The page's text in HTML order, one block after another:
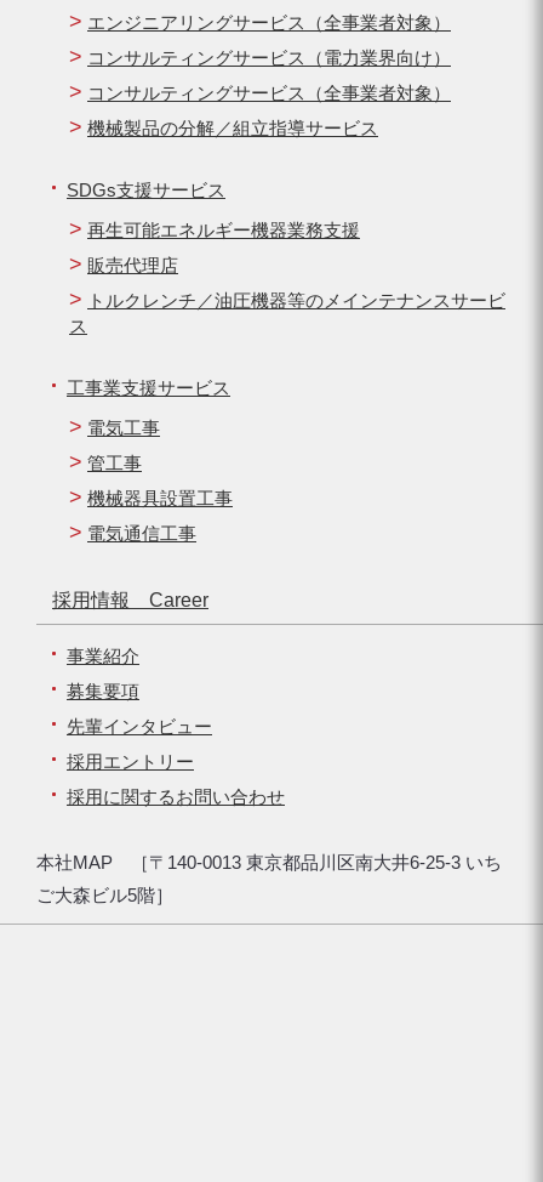
エンジニアリングサービス（全事業者対象）
コンサルティングサービス（電力業界向け）
コンサルティングサービス（全事業者対象）
機械製品の分解／組立指導サービス
SDGs支援サービス
再生可能エネルギー機器業務支援
販売代理店
トルクレンチ／油圧機器等のメインテナンスサービ
ス
工事業支援サービス
電気工事
管工事
機械器具設置工事
電気通信工事
採用情報 Career
事業紹介
募集要項
先輩インタビュー
採用エントリー
採用に関するお問い合わせ
本社MAP ［〒140-0013 東京都品川区南大井6-25-3 いち
ご大森ビル5階］